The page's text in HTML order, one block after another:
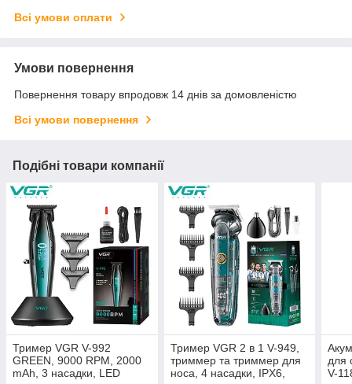
Всі умови оплати
Умови повернення
Повернення товару впродовж 14 днів за домовленістю
Всі умови повернення
Подібні товари компанії
Тример VGR V-992
GREEN, 9000 RPM, 2000
mAh, 3 насадки, LED
Тример VGR 2 в 1 V-949,
триммер та триммер для
носа, 4 насадки, IPX6,
для
V-